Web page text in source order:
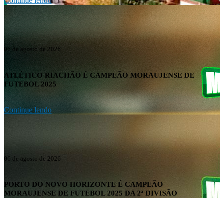
06 de agosto de 2026
ATLÉTICO RIACHÃO É CAMPEÃO MORAUJENSE DE
FUTEBOL 2025
Continue lendo
06 de agosto de 2026
PORTO DO NOVO HORIZONTE É CAMPEÃO
MORAUJENSE DE FUTEBOL 2025 DA 2ª DIVISÃO